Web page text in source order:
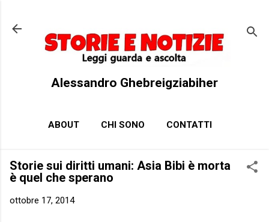
Alessandro Ghebreigziabiher
ABOUT CHI SONO CONTATTI
Storie sui diritti umani: Asia Bibi è morta
è quel che sperano
ottobre 17, 2014